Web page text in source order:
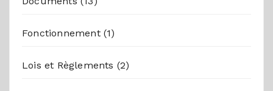
Fonctionnement(1)
Lois et Règlements (2)